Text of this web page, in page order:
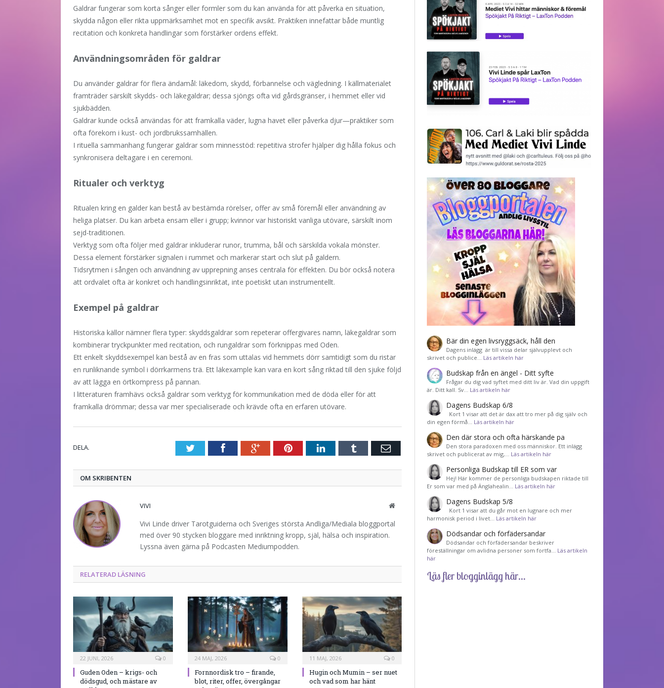
Galdrar fungerar som korta sånger eller formler som du kan använda för att påverka en situation,
skydda någon eller rikta uppmärksamhet mot en specifik avsikt. Praktiken innefattar både muntlig
recitation och konkreta handlingar som förstärker ordens effekt.
Användningsområden för galdrar
Du använder galdrar för flera ändamål: läkedom, skydd, förbannelse och vägledning. I källmaterialet
framträder särskilt skydds- och läkegaldrar; dessa sjöngs ofta vid gårdsgränser, i hemmet eller vid
sjukbädden.
Galdrar kunde också användas för att framkalla väder, lugna havet eller påverka djur—praktiker som
ofta förekom i kust- och jordbrukssamhällen.
I rituella sammanhang fungerar galdrar som minnesstöd: repetitiva strofer hjälper dig hålla fokus och
synkronisera deltagare i en ceremoni.
Ritualer och verktyg
Ritualen kring en galder kan bestå av bestämda rörelser, offer av små föremål eller användning av
heliga platser. Du kan arbeta ensam eller i grupp; kvinnor var historiskt vanliga utövare, särskilt inom
sejd-traditionen.
Verktyg som ofta följer med galdrar inkluderar runor, trumma, bål och särskilda vokala mönster.
Dessa element förstärker signalen i rummet och markerar start och slut på galdern.
Tidsrytmen i sången och användning av upprepning anses centrala för effekten. Du bör också notera
att ordvalet ofta är konkret och handlingsinriktat, inte poetiskt utan instrumentellt.
Exempel på galdrar
Historiska källor nämner flera typer: skyddsgaldrar som repeterar offergivares namn, läkegaldrar som
kombinerar tryckpunkter med recitation, och rungaldrar som förknippas med Oden.
Ett enkelt skyddsexempel kan bestå av en fras som uttalas vid hemmets dörr samtidigt som du ristar
en runliknande symbol i dörrkarmens trä. Ett läkexample kan vara en kort sång riktad till den sjuke följd
av att lägga en örtkompress på pannan.
I litteraturen framhävs också galdrar som verktyg för kommunikation med de döda eller för att
framkalla drömmar; dessa var mer specialiserade och krävde ofta en erfaren utövare.
DELA. TwitterFacebookGoogle+PinterestLinkedInTumblr E-
OM SKRIBENTEN
VIVI Website
Vivi Linde driver Tarotguiderna och Sveriges största Andliga/Mediala bloggportal
med över 90 stycken bloggare med inriktning kropp, själ, hälsa och inspiration.
Lyssna även gärna på Podcasten Mediumpodden.
RELATERAD LÄSNING
22 JUNI, 2026 0
Guden Oden – krigs- och
dödsgud, och mästare av
24 MAJ, 2026 0
Fornnordisk tro – firande,
blot, riter, offer, övergångar
11 MAJ, 2026 0
Hugin och Mumin – ser nuet
och vad som har hänt
Bär din egen livsryggsäck, håll den
Dagens inlägg är till vissa delar självupplevt och
skrivet och publice… Läs artikeln här
Budskap från en ängel - Ditt syfte
Frågar du dig vad syftet med ditt liv är. Vad din uppgift
är. Ditt kall. Sv… Läs artikeln här
Dagens Budskap 6/8
Kort 1 visar att det är dax att tro mer på dig själv och
din egen förmå… Läs artikeln här
Den där stora och ofta härskande pa
Den stora paradoxen med oss människor. Ett inlägg
skrivet och publicerat av mig,… Läs artikeln här
Personliga Budskap till ER som var
Hej! Här kommer de personliga budskapen riktade till
Er som var med på Änglahealin… Läs artikeln här
Dagens Budskap 5/8
Kort 1 visar att du går mot en lugnare och mer
harmonisk period i livet… Läs artikeln här
Dödsandar och förfädersandar
Dödsandar och förfädersandar beskriver
föreställningar om avlidna personer som fortfa… Läs artikeln
här
Läs fler blogginlägg här...